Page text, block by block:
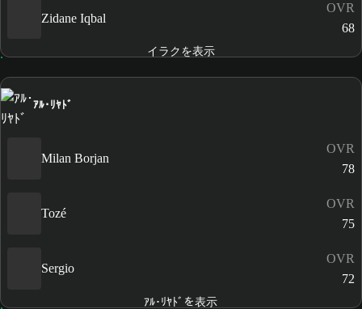
Zidane Iqbal
OVR
68
イラクを表示
ｱﾙ･ﾘﾔﾄﾞ
Milan Borjan
OVR
78
Tozé
OVR
75
Sergio
OVR
72
ｱﾙ･ﾘﾔﾄﾞを表示